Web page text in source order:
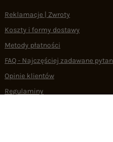
Reklamacje | Zwroty
Koszty i formy dostawy
Metody płatności
FAQ - Najczęściej zadawane
Opinie klientów
Regulaminy